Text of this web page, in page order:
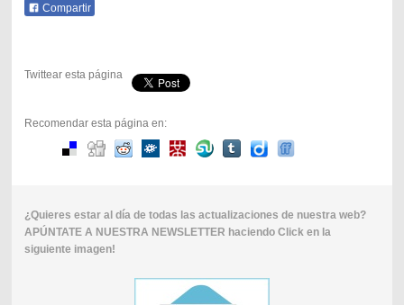
Compartir
Twittear esta página
Recomendar esta página en:
¿Quieres estar al día de todas las actualizaciones de nuestra web?
APÚNTATE A NUESTRA NEWSLETTER haciendo Click en la
siguiente imagen!